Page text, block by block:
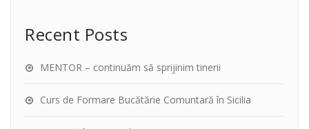
Recent Posts
MENTOR – continuăm să sprijinim tinerii
Curs de Formare Bucătărie Comuntară în Sicilia